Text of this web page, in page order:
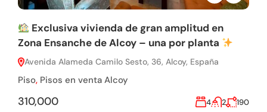
Exclusiva vivienda de gran amplitud en
Zona Ensanche de Alcoy – una por planta
Avenida Alameda Camilo Sesto, 36, Alcoy, España
Piso, Pisos en venta Alcoy
310,000 4 2 190